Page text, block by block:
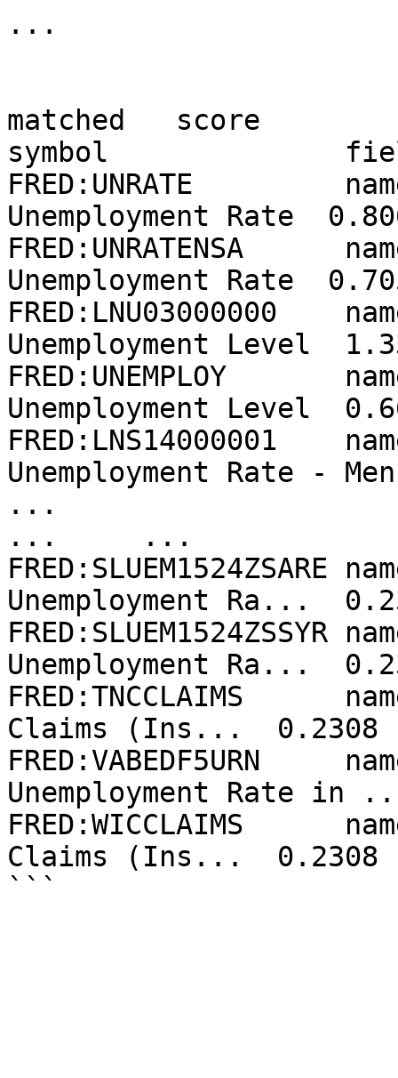
...
matched   score
symbol
FRED:UNRATE
Unemployment Rate
FRED:UNRATENSA
Unemployment Rate
FRED:LNU03000000
Unemployment Level
FRED:UNEMPLOY
Unemployment Level
FRED:LNS14000001
Unemployment Rate -
...
...     ...
Unemployment Ra...
Unemployment Ra...
FRED:TNCCLAIMS
Claims (Ins...  0.2308
FRED:VABEDF5URN
Unemployment Rate in
FRED:WICCLAIMS
Claims (Ins...  0.2308